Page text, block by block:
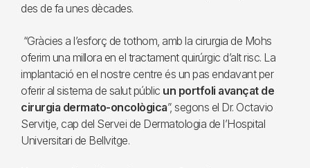
des de fa unes dècades.
“Gràcies a l’esforç de tothom, amb la cirurgia de Mohs
oferim una millora en el tractament quirúrgic d’alt risc. La
implantació en el nostre centre és un pas endavant per
oferir al sistema de salut públic un portfoli avançat de
cirurgia dermato-oncològica”, segons el Dr. Octavio
Servitje, cap del Servei de Dermatologia de l’Hospital
Universitari de Bellvitge.